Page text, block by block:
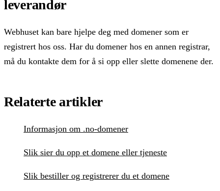
leverandør
Webhuset kan bare hjelpe deg med domener som er
registrert hos oss. Har du domener hos en annen registrar,
må du kontakte dem for å si opp eller slette domenene der.
Relaterte artikler
Informasjon om .no-domener
Slik sier du opp et domene eller tjeneste
Slik bestiller og registrerer du et domene